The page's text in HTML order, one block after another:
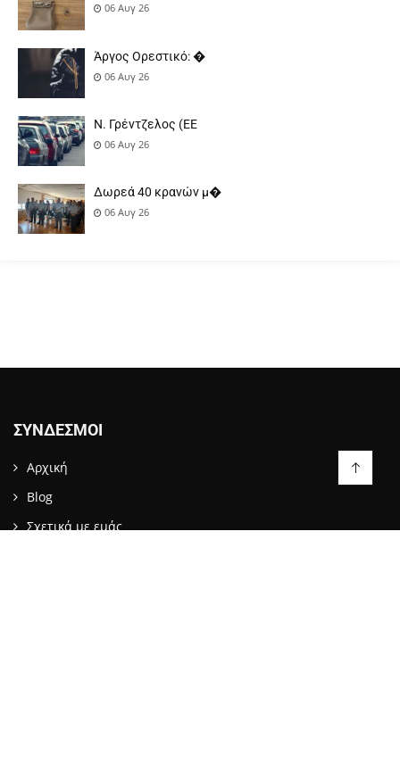
06 Αυγ 26
Άργος Ορεστικό: �
06 Αυγ 26
Ν. Γρέντζελος (ΕΕ
06 Αυγ 26
Δωρεά 40 κρανών μ�
06 Αυγ 26
ΣΎΝΔΕΣΜΟΙ
Αρχική
Blog
Σχετικά με εμάς